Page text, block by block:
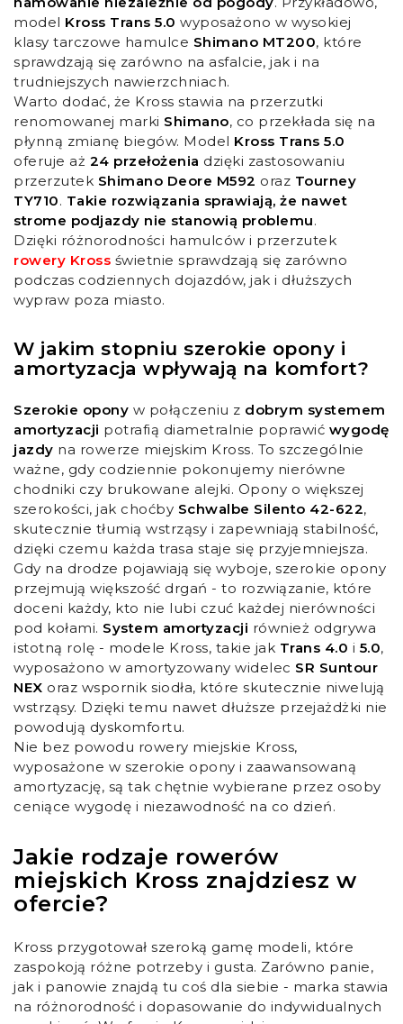
model Kross Trans 5.0 wyposażono w wysokiej
klasy tarczowe hamulce Shimano MT200, które
sprawdzają się zarówno na asfalcie, jak i na
trudniejszych nawierzchniach.
Warto dodać, że Kross stawia na przerzutki
renomowanej marki Shimano, co przekłada się na
płynną zmianę biegów. Model Kross Trans 5.0
oferuje aż 24 przełożenia dzięki zastosowaniu
przerzutek Shimano Deore M592 oraz Tourney
TY710. Takie rozwiązania sprawiają, że nawet
strome podjazdy nie stanowią problemu.
Dzięki różnorodności hamulców i przerzutek
rowery Kross świetnie sprawdzają się zarówno
podczas codziennych dojazdów, jak i dłuższych
wypraw poza miasto.
W jakim stopniu szerokie opony i
amortyzacja wpływają na komfort?
Szerokie opony w połączeniu z dobrym systemem
amortyzacji potrafią diametralnie poprawić wygodę
jazdy na rowerze miejskim Kross. To szczególnie
ważne, gdy codziennie pokonujemy nierówne
chodniki czy brukowane alejki. Opony o większej
szerokości, jak choćby Schwalbe Silento 42-622,
skutecznie tłumią wstrząsy i zapewniają stabilność,
dzięki czemu każda trasa staje się przyjemniejsza.
Gdy na drodze pojawiają się wyboje, szerokie opony
przejmują większość drgań - to rozwiązanie, które
doceni każdy, kto nie lubi czuć każdej nierówności
pod kołami. System amortyzacji również odgrywa
istotną rolę - modele Kross, takie jak Trans 4.0 i 5.0,
wyposażono w amortyzowany widelec SR Suntour
NEX oraz wspornik siodła, które skutecznie niwelują
wstrząsy. Dzięki temu nawet dłuższe przejażdżki nie
powodują dyskomfortu.
Nie bez powodu rowery miejskie Kross,
wyposażone w szerokie opony i zaawansowaną
amortyzację, są tak chętnie wybierane przez osoby
ceniące wygodę i niezawodność na co dzień.
Jakie rodzaje rowerów
miejskich Kross znajdziesz w
ofercie?
Kross przygotował szeroką gamę modeli, które
zaspokoją różne potrzeby i gusta. Zarówno panie,
jak i panowie znajdą tu coś dla siebie - marka stawia
na różnorodność i dopasowanie do indywidualnych